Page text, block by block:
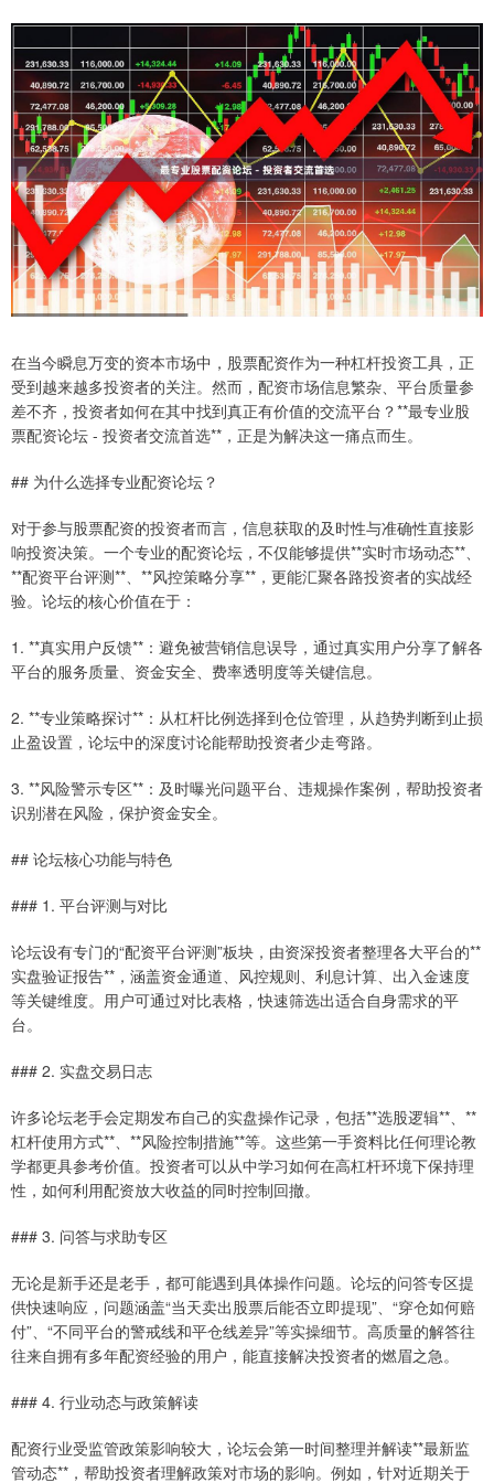
在当今瞬息万变的资本市场中，股票配资作为一种杠杆投资工具，正
受到越来越多投资者的关注。然而，配资市场信息繁杂、平台质量参
差不齐，投资者如何在其中找到真正有价值的交流平台？**最专业股
票配资论坛 - 投资者交流首选**，正是为解决这一痛点而生。
## 为什么选择专业配资论坛？
对于参与股票配资的投资者而言，信息获取的及时性与准确性直接影
响投资决策。一个专业的配资论坛，不仅能够提供**实时市场动态**、
**配资平台评测**、**风控策略分享**，更能汇聚各路投资者的实战经
验。论坛的核心价值在于：
1. **真实用户反馈**：避免被营销信息误导，通过真实用户分享了解各
平台的服务质量、资金安全、费率透明度等关键信息。
2. **专业策略探讨**：从杠杆比例选择到仓位管理，从趋势判断到止损
止盈设置，论坛中的深度讨论能帮助投资者少走弯路。
3. **风险警示专区**：及时曝光问题平台、违规操作案例，帮助投资者
识别潜在风险，保护资金安全。
## 论坛核心功能与特色
### 1. 平台评测与对比
论坛设有专门的“配资平台评测”板块，由资深投资者整理各大平台的**
实盘验证报告**，涵盖资金通道、风控规则、利息计算、出入金速度
等关键维度。用户可通过对比表格，快速筛选出适合自身需求的平
台。
### 2. 实盘交易日志
许多论坛老手会定期发布自己的实盘操作记录，包括**选股逻辑**、**
杠杆使用方式**、**风险控制措施**等。这些第一手资料比任何理论教
学都更具参考价值。投资者可以从中学习如何在高杠杆环境下保持理
性，如何利用配资放大收益的同时控制回撤。
### 3. 问答与求助专区
无论是新手还是老手，都可能遇到具体操作问题。论坛的问答专区提
供快速响应，问题涵盖“当天卖出股票后能否立即提现”、“穿仓如何赔
付”、“不同平台的警戒线和平仓线差异”等实操细节。高质量的解答往
往来自拥有多年配资经验的用户，能直接解决投资者的燃眉之急。
### 4. 行业动态与政策解读
配资行业受监管政策影响较大，论坛会第一时间整理并解读**最新监
管动态**，帮助投资者理解政策对市场的影响。例如，针对近期关于